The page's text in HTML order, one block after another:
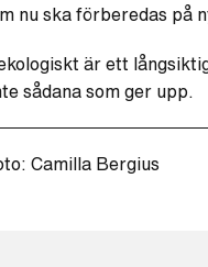
nu ska förberedas på
är ett
sådana som ger upp.
Camilla Bergius